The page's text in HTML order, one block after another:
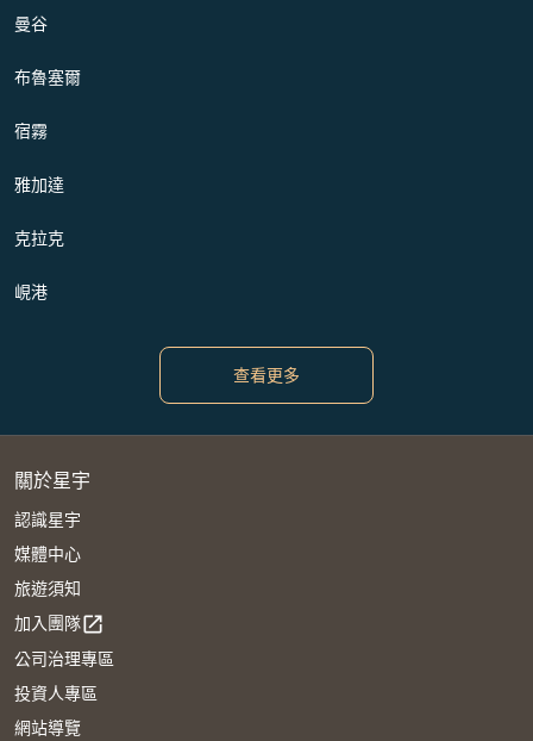
曼谷
布魯塞爾
宿霧
雅加達
克拉克
峴港
查看更多
關於星宇
認識星宇
媒體中心
旅遊須知
加入團隊open_in_new
公司治理專區
投資人專區
網站導覽